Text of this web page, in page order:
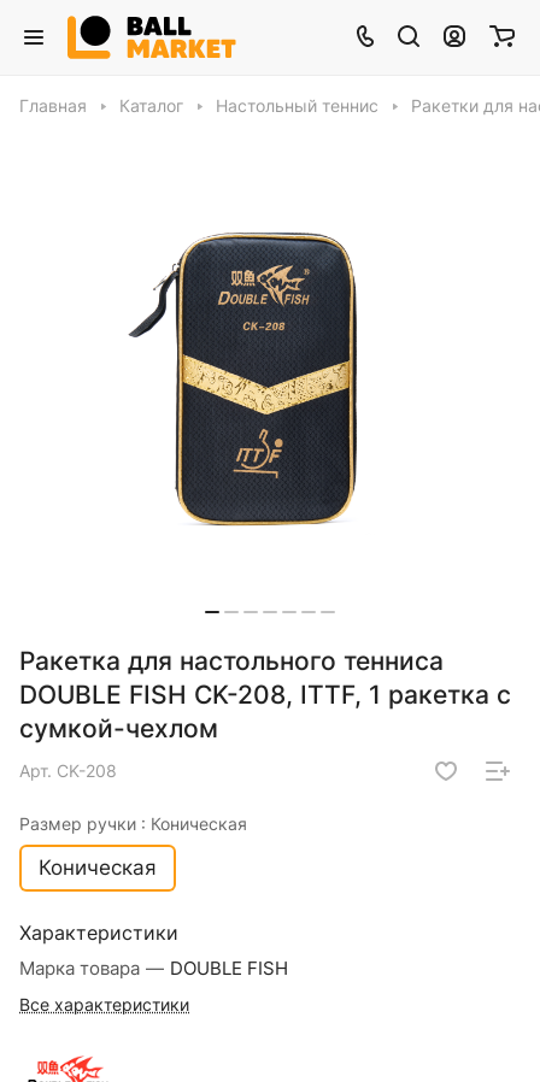
Главная Каталог Настольный теннис Ракетки для
Ракетка для настольного тенниса
DOUBLE FISH CK-208, ITTF, 1 ракетка с
сумкой-чехлом
Арт. CK-208
Размер ручки : Коническая
Коническая
Характеристики
Марка товара — DOUBLE FISH
Все характеристики